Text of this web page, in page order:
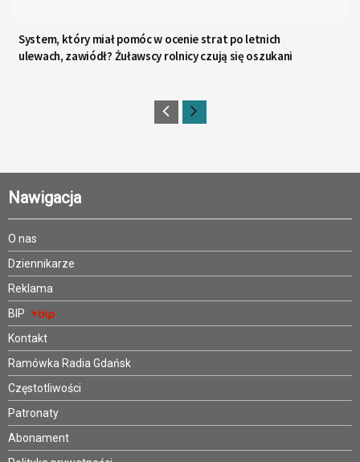
System, który miał pomóc w ocenie strat po letnich
ulewach, zawiódł? Żuławscy rolnicy czują się oszukani
Nawigacja
O nas
Dziennikarze
Reklama
BIP
Kontakt
Ramówka Radia Gdańsk
Częstotliwości
Patronaty
Abonament